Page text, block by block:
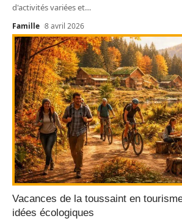
d'activités variées et…
Famille 8 avril 2026
Vacances de la toussaint en
idées écologiques